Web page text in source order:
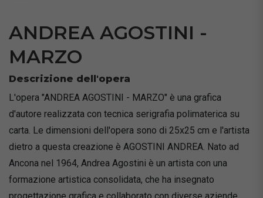
ANDREA AGOSTINI -
MARZO
Descrizione dell'opera
L'opera "ANDREA AGOSTINI - MARZO" è una grafica
d'autore realizzata con tecnica serigrafia polimaterica su
carta. Le dimensioni dell'opera sono di 25x25 cm e l'artista
dietro a questa creazione è AGOSTINI ANDREA. Nato ad
Ancona nel 1964, Andrea Agostini è un artista con una
formazione artistica consolidata, che ha insegnato